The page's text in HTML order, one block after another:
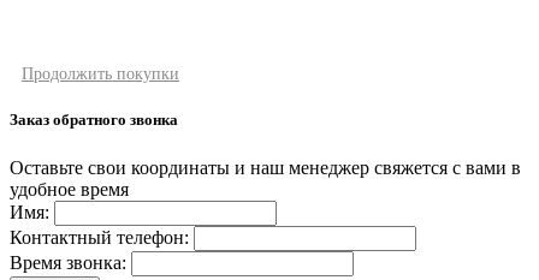
Продолжить покупки
Заказ обратного звонка
Оставьте свои координаты и наш менеджер свяжется с вами в
удобное время
Имя:
Контактный телефон:
Время звонка: